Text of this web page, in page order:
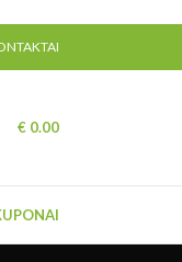
€ 0.00